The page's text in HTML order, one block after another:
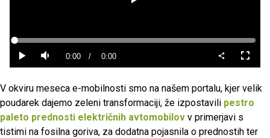
Predvajaj
PredvajajTiho Current
0:00 / Duration
0:00
Loaded:
0%
način
V okviru meseca e-mobilnosti smo na našem portalu, kjer velik
poudarek dajemo zeleni transformaciji, že izpostavili pestro
paleto prednosti električnih avtomobilov v primerjavi s
tistimi na fosilna goriva, za dodatna pojasnila o prednostih ter